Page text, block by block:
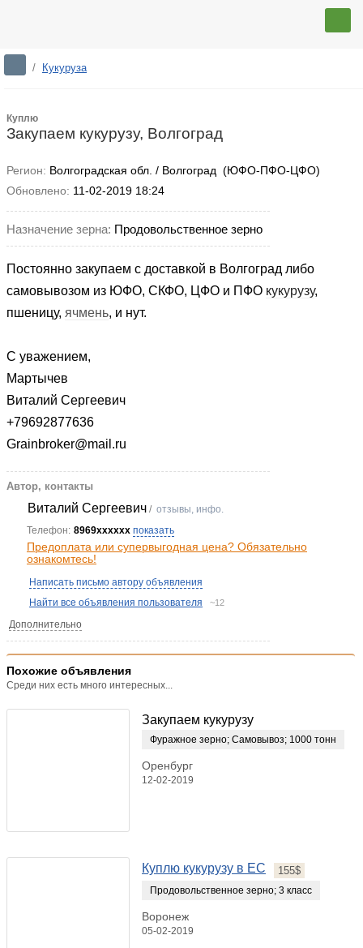
/ Кукуруза
Куплю
Закупаем кукурузу, Волгоград
Регион: Волгоградская обл. / Волгоград (ЮФО-ПФО-ЦФО)
Обновлено: 11-02-2019 18:24
Назначение зерна: Продовольственное зерно
Постоянно закупаем с доставкой в Волгоград либо
самовывозом из ЮФО, СКФО, ЦФО и ПФО кукурузу,
пшеницу, ячмень, и нут.
С уважением,
Мартычев
Виталий Сергеевич
+79692877636
Grainbroker@mail.ru
Автор, контакты
Виталий Сергеевич / отзывы, инфо.
Телефон: 8969xxxxxx показать
Предоплата или супервыгодная цена? Обязательно
ознакомтесь!
Написать письмо автору объявления
Найти все объявления пользователя
~12
Дополнительно
Похожие объявления
Среди них есть много интересных...
Закупаем кукурузу
Фуражное зерно; Самовывоз; 1000 тонн
Оренбург
12-02-2019
Куплю кукурузу в ЕС 155$
Продовольственное зерно; 3 класс
Воронеж
05-02-2019